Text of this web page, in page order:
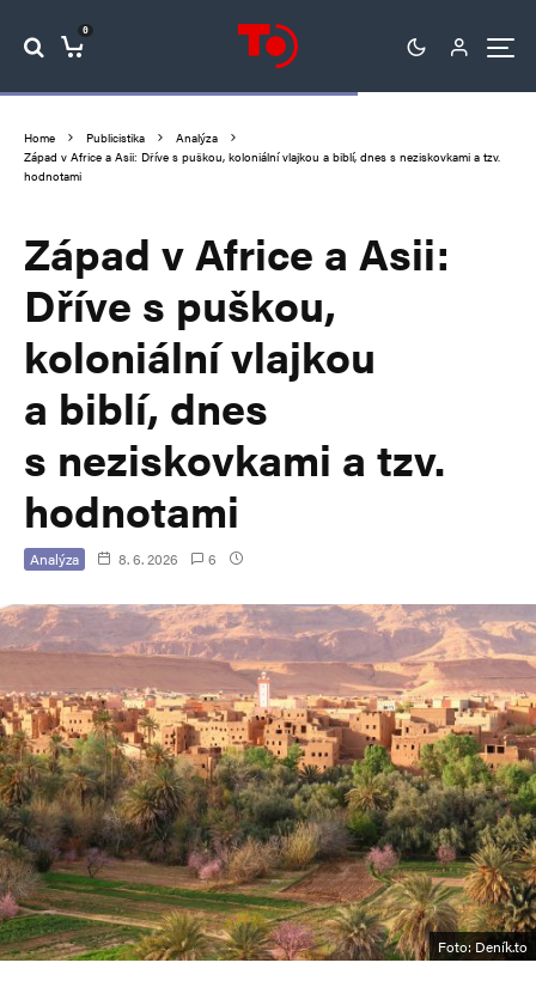
0
Home Publicistika
Analýza
Západ v Africe a Asii: Dříve s puškou, koloniální vlajkou a biblí, dnes s neziskovkami a tzv.
hodnotami
Západ v Africe a Asii:
Dříve s puškou,
koloniální vlajkou
a biblí, dnes
s neziskovkami a tzv.
hodnotami
Analýza 8. 6. 2026 6
Foto: Deník.to